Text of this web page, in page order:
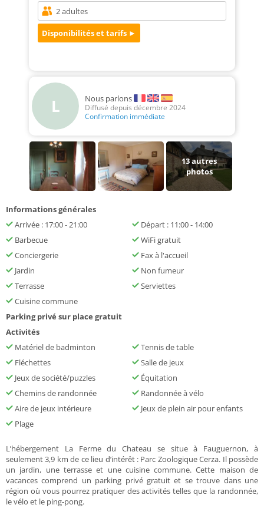
L Nous parlons
Diffusé depuis décembre 2024
Confirmation immédiate
13autres
photos
Informations générales
Arrivée : 17:00 - 21:00
Départ : 11:00 - 14:00
Barbecue
WiFi gratuit
Conciergerie
Fax à l'accueil
Jardin
Non fumeur
Terrasse
Serviettes
Cuisine commune
Parking privé sur place gratuit
Activités
Matériel de badminton
Tennis de table
Fléchettes
Salle de jeux
Jeux de société/puzzles
Équitation
Chemins de randonnée
Randonnée à vélo
Aire de jeux intérieure
Jeux de plein air pour enfants
Plage
L’hébergement La Ferme du Chateau se situe à Fauguernon, à
seulement 3,9 km de ce lieu d’intérêt : Parc Zoologique Cerza. Il possède
un jardin, une terrasse et une cuisine commune. Cette maison de
vacances comprend un parking privé gratuit et se trouve dans une
région où vous pourrez pratiquer des activités telles que la randonnée,
le vélo et le ping-pong.